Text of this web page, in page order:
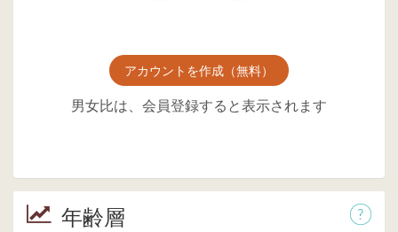
アカウントを作成（無料）
男女比は、会員登録すると表示されます
年齢層